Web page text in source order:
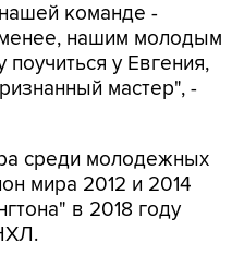
команде -
нашим молодым
у Евгения,
мастер", -
среди молодежных
мира 2012 и 2014
в 2018 году